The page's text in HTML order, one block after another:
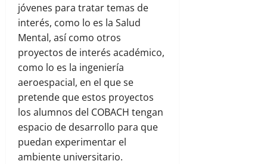
jóvenes para tratar temas de
interés, como lo es la Salud
Mental, así como otros
proyectos de interés académico,
como lo es la ingeniería
aeroespacial, en el que se
pretende que estos proyectos
los alumnos del COBACH tengan
espacio de desarrollo para que
puedan experimentar el
ambiente universitario.